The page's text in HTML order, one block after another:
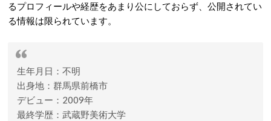
るプロフィールや経歴をあまり公にしておらず、公開されてい
る情報は限られています。
生年月日：不明
出身地：群馬県前橋市
デビュー：2009年
最終学歴：武蔵野美術大学